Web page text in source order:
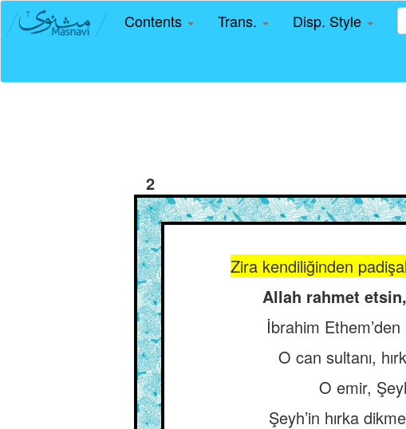
Contents Trans. Disp. Style
2
Zira kendiliğinden
Allah rahmet
İbrahim
O can sultanı,
O emir,
Şeyh’in hırka